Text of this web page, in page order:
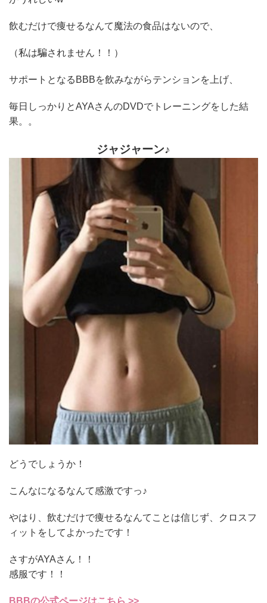
飲むだけで痩せるなんて魔法の食品はないので、
（私は騙されません！！）
サポートとなるBBBを飲みながらテンションを上げ、
毎日しっかりとAYAさんのDVDでトレーニングをした結
果。。
ジャジャーン♪
どうでしょうか！
こんなになるなんて感激ですっ♪
やはり、飲むだけで痩せるなんてことは信じず、クロスフ
ィットをしてよかったです！
さすがAYAさん！！
感服です！！
BBBの公式ページはこちら >>